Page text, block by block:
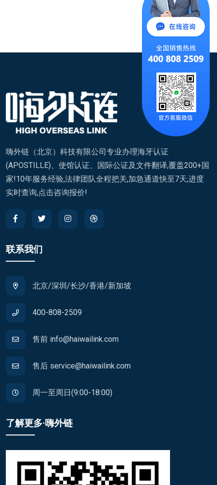
嗨外链（北京）科技有限公司专业办理海牙认证
(APOSTILLE)、使馆认证、国际公证及文件翻译,覆盖200+国
家!10年服务经验,法律团队全程把关,加急通道快至7天,进度
实时查询,点击咨询报价!
联系我们
北京/深圳/长沙/香港/新加坡
400-808-2509
售前 info@haiwailink.com
售后 service@haiwailink.com
周一至周日(9:00-18:00)
了解更多·嗨外链